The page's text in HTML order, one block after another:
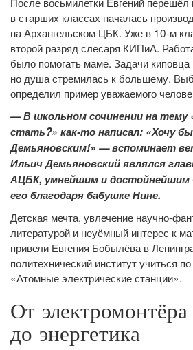
в старших классах началась
на Архангельском ЦБК. Уже в 10-м
второй разряд слесаря КИПиА.
было помогать маме. Задачи
но душа стремилась к большему.
определил пример уважаемого
— В школьном сочинении на тему
стать?» как-то написал: «Хочу
Демьяновским!» — вспоминает
Ильич Демьяновский являлся
АЦБК, умнейшим и достойнейшим
его благодаря бабушке Нине.
Детская мечта, увлечение научно-
литературой и неуёмный интерес к
привели Евгения Бобылёва в
политехнический институт учиться
«Атомные электрические станции».
От электромонтёра
до энергетика